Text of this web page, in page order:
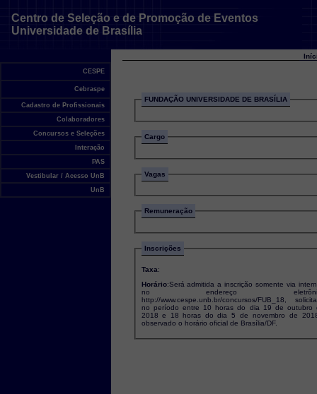
Centro de Seleção e de Promoção de Eventos
Universidade de Brasília
CESPE
Cebraspe
Cadastro de Profissionais
Colaboradores
Concursos e Seleções
Interação
PAS
Vestibular / Acesso UnB
UnB
FUNDAÇÃO UNIVERSIDADE DE BRASÍLIA
Cargo
Vagas
Remuneração
Inscrições
Taxa:
Horário:Será admitida a inscrição somente via
no endereço
http://www.cespe.unb.br/concursos/FUB_18, solicitada
no período entre 10 horas do dia 19 de outubro
2018 e 18 horas do dia 5 de novembro de 2018 ,
observado o horário oficial de Brasília/DF.